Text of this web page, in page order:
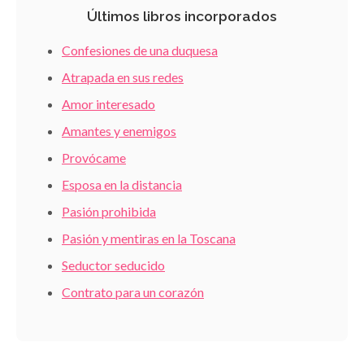
Últimos libros incorporados
Confesiones de una duquesa
Atrapada en sus redes
Amor interesado
Amantes y enemigos
Provócame
Esposa en la distancia
Pasión prohibida
Pasión y mentiras en la Toscana
Seductor seducido
Contrato para un corazón